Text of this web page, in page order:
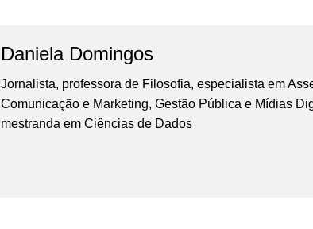
Daniela Domingos
Jornalista, professora de Filosofia, especialista em
Comunicação e Marketing, Gestão Pública e Mídias
mestranda em Ciências de Dados